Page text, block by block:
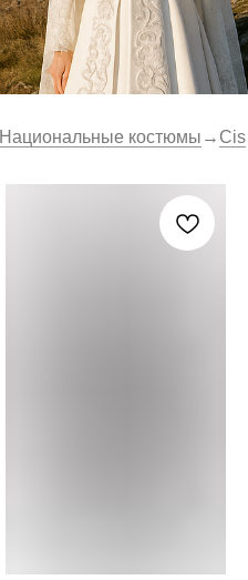
Национальные костюмы → Cis